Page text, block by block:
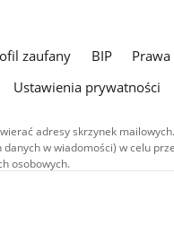
zaufany BIP
Ustawienia prywatności
adresy skrzynek
w wiadomości) w celu
osobowych.
(z wyłączeniem treści
Commons: uznanie autorstwa -